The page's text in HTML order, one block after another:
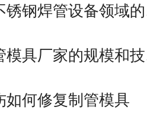
锈钢焊管设备领域
模具厂家的规模和
如何修复制管模具